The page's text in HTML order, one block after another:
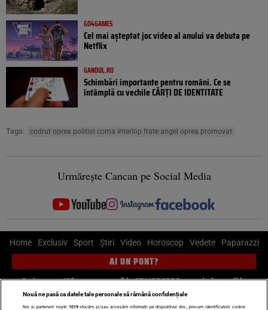
GO4GAMES
Cel mai așteptat joc video al anului va debuta pe
Netflix
GANDUL.RO
Schimbări importante pentru români. Ce se
întâmplă cu vechile CĂRȚI DE IDENTITATE
Tags: codrut oprea politist coma interlop frate angel oprea promovat
Urmărește Cancan pe Social Media
Home Exclusiv Sport Știri Video Horoscop Vedete Paparazzi
AI UN PONT?
Scrie-ne pe Whatsapp, sună la 0741226226 sau trimite mail la
pont@cancan.ro
Nouă ne pasă ca datele tale personale să rămână confidențiale
Noi și partenerii noștri 1019stocăm și/sau accesăm informații pe dispozitivul dvs., precum identificatorii cookie